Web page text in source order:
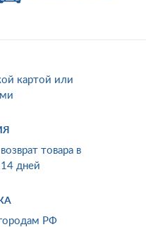
картой или
товара в
дней
РФ